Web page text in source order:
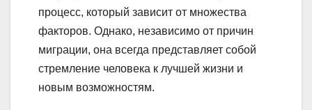
процесс, который зависит от множества
факторов. Однако, независимо от причин
миграции, она всегда представляет собой
стремление человека к лучшей жизни и
новым возможностям.